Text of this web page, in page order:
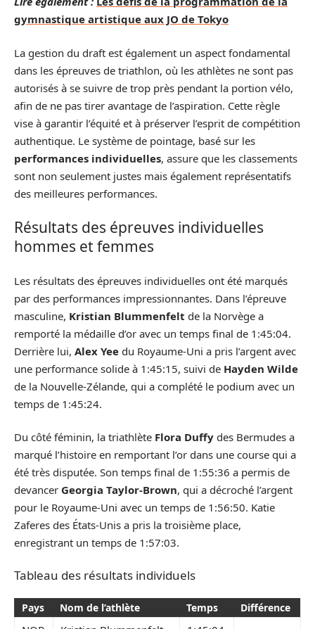
gymnastique artistique aux JO de Tokyo
La gestion du draft est également un aspect fondamental
dans les épreuves de triathlon, où les athlètes ne sont pas
autorisés à se suivre de trop près pendant la portion vélo,
afin de ne pas tirer avantage de l’aspiration. Cette règle
vise à garantir l’équité et à préserver l’esprit de compétition
authentique. Le système de pointage, basé sur les
performances individuelles, assure que les classements
sont non seulement justes mais également représentatifs
des meilleures performances.
Résultats des épreuves individuelles
hommes et femmes
Les résultats des épreuves individuelles ont été marqués
par des performances impressionnantes. Dans l’épreuve
masculine, Kristian Blummenfelt de la Norvège a
remporté la médaille d’or avec un temps final de 1:45:04.
Derrière lui, Alex Yee du Royaume-Uni a pris l’argent avec
une performance solide à 1:45:15, suivi de Hayden Wilde
de la Nouvelle-Zélande, qui a complété le podium avec un
temps de 1:45:24.
Du côté féminin, la triathlète Flora Duffy des Bermudes a
marqué l’histoire en remportant l’or dans une course qui a
été très disputée. Son temps final de 1:55:36 a permis de
devancer Georgia Taylor-Brown, qui a décroché l’argent
pour le Royaume-Uni avec un temps de 1:56:50. Katie
Zaferes des États-Unis a pris la troisième place,
enregistrant un temps de 1:57:03.
Tableau des résultats individuels
Pays Nom de l’athlète Temps Différence